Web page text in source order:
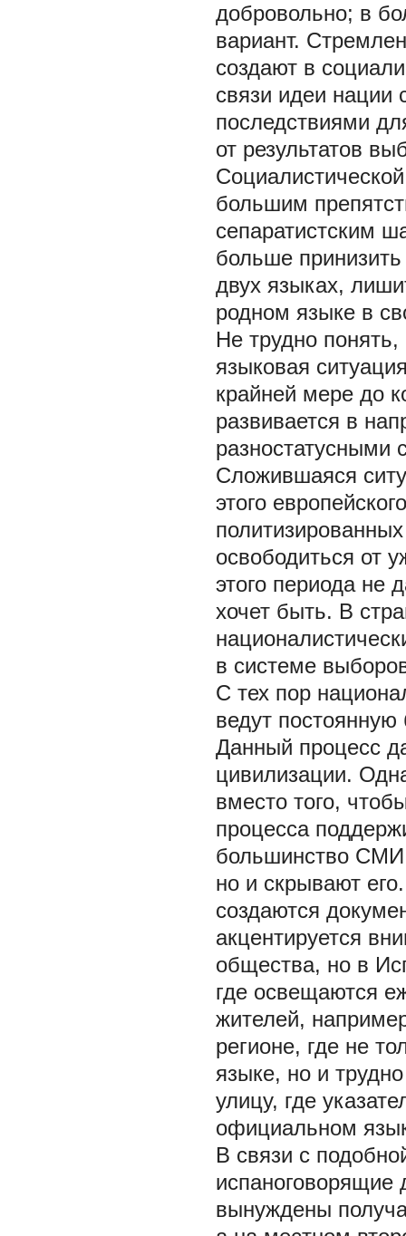
добровольно; в
вариант.
создают в
связи идеи нации
последствиями
от результатов
большим
сепаратистским
больше
двух языках,
родном языке в
Не трудно
языковая
крайней мере до
развивается в
разностатусными
Сложившаяся
этого
освободиться от
этого периода не
хочет быть. В
в системе
С тех пор
ведут
Данный процесс
цивилизации.
вместо того,
процесса
большинство СМИ
но и скрывают
создаются
акцентируется
общества, но в
где освещаются
жителей,
регионе, где не
языке, но и
улицу, где
официальном
В связи с
испаноговорящие
вынуждены